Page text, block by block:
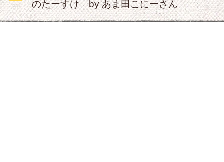
のたーすけ」by あま田こにーさん